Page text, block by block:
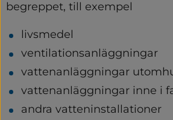
begreppet, till exempel
livsmedel
ventilationsanläggningar
vattenanläggningar
vattenanläggningar inne i
andra vatteninstallationer